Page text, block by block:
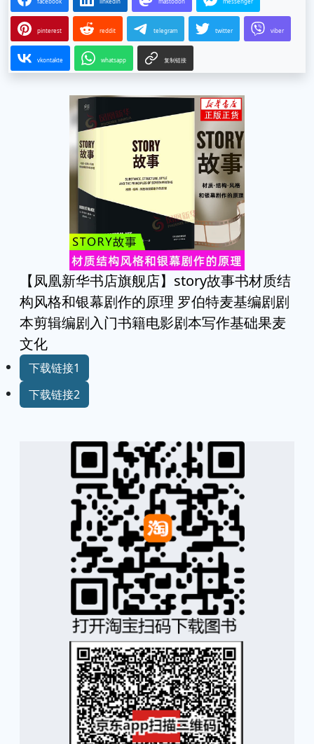
pinterest reddit telegram twitter viber
vkontakte whatsapp 复制链接
【凤凰新华书店旗舰店】story故事书材质结
构风格和银幕剧作的原理 罗伯特麦基编剧剧
本剪辑编剧入门书籍电影剧本写作基础果麦
文化
下载链接1
下载链接2